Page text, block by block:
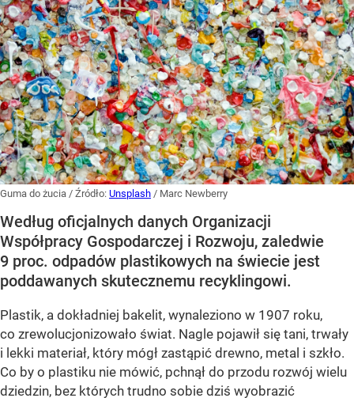
Guma do żucia / Źródło: Unsplash / Marc Newberry
Według oficjalnych danych Organizacji
Współpracy Gospodarczej i Rozwoju, zaledwie
9 proc. odpadów plastikowych na świecie jest
poddawanych skutecznemu recyklingowi.
Plastik, a dokładniej bakelit, wynaleziono w 1907 roku,
co zrewolucjonizowało świat. Nagle pojawił się tani, trwały
i lekki materiał, który mógł zastąpić drewno, metal i szkło.
Co by o plastiku nie mówić, pchnął do przodu rozwój wielu
dziedzin, bez których trudno sobie dziś wyobrazić